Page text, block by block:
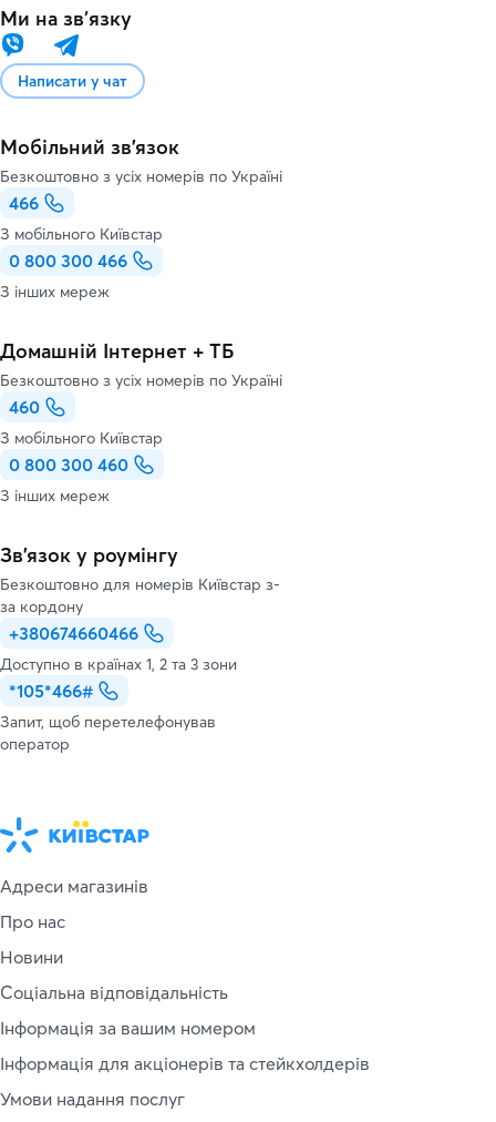
Ми на звʼязку
Написати у чат
Мобільний зв'язок
Безкоштовно з усіх номерів по Україні
466
З мобільного Київстар
0 800 300 466
З інших мереж
Домашній Інтернет + ТБ
Безкоштовно з усіх номерів по Україні
460
З мобільного Київстар
0 800 300 460
З інших мереж
Зв’язок у роумінгу
Безкоштовно для номерів Київстар з-
за кордону
+380674660466
Доступно в країнах 1, 2 та 3 зони
*105*466#
Запит, щоб перетелефонував
оператор
Адреси магазинів
Про нас
Новини
Соціальна відповідальність
Інформація за вашим номером
Інформація для акціонерів та стейкхолдерів
Умови надання послуг